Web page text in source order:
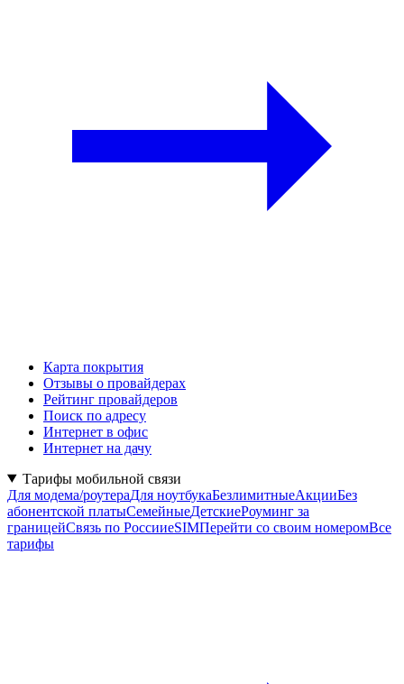
Карта покрытия
Отзывы о провайдерах
Рейтинг провайдеров
Поиск по адресу
Интернет в офис
Интернет на дачу
Тарифы мобильной связи
Для модема/роутераДля ноутбукаБезлимитныеАкцииБез
абонентской платыСемейныеДетскиеРоуминг за
границейСвязь по РоссииeSIMПерейти со своим номеромВсе
тарифы